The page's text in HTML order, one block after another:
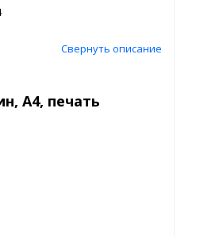
Свернуть описание
А4, печать